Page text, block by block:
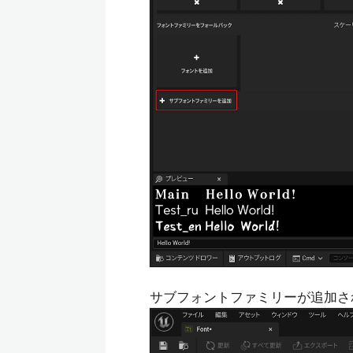
サブフォントファミリーが追加